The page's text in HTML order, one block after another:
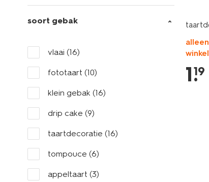
soort gebak
vlaai (16)
fototaart (10)
klein gebak (16)
drip cake (9)
taartdecoratie (16)
tompouce (6)
appeltaart (3)
1.
19